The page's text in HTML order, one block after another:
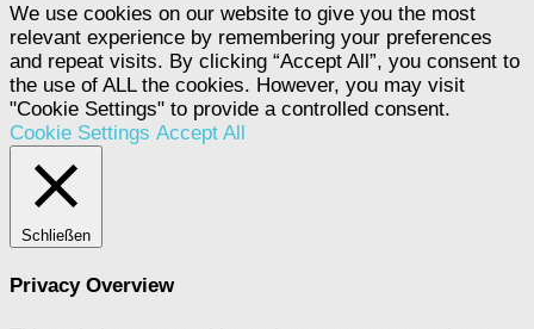
We use cookies on our website to give you the most
relevant experience by remembering your preferences
and repeat visits. By clicking “Accept All”, you consent to
the use of ALL the cookies. However, you may visit
"Cookie Settings" to provide a controlled consent.
Cookie Settings Accept All
Schließen
Privacy Overview